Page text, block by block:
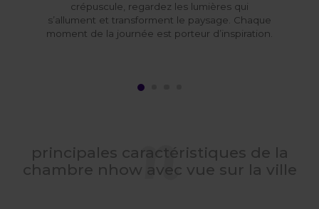
crépuscule, regardez les lumières qui
s’allument et transforment le paysage. Chaque
moment de la journée est porteur d’inspiration.
principales caractéristiques de la
chambre nhow avec vue sur la ville